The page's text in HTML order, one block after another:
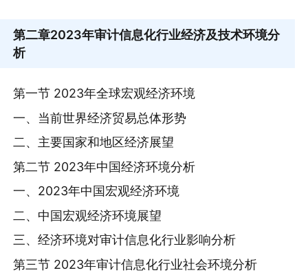
第二章2023年审计信息化行业经济及技术环境分
析
第一节 2023年全球宏观经济环境
一、当前世界经济贸易总体形势
二、主要国家和地区经济展望
第二节 2023年中国经济环境分析
一、2023年中国宏观经济环境
二、中国宏观经济环境展望
三、经济环境对审计信息化行业影响分析
第三节 2023年审计信息化行业社会环境分析